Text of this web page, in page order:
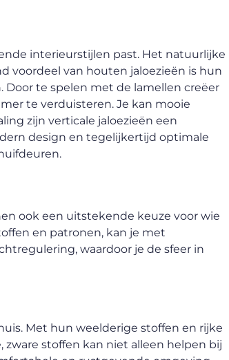
interieurstijlen past. Het natuurlijke
voordeel van houten jaloezieën is hun
te spelen met de lamellen creëer
te verduisteren. Je kan mooie
zijn verticale jaloezieën een
design en tegelijkertijd optimale
ook een uitstekende keuze voor wie
en patronen, kan je met
waardoor je de sfeer in
Met hun weelderige stoffen en rijke
stoffen kan niet alleen helpen bij